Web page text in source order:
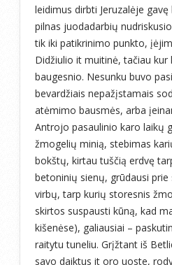
leidimus dirbti Jeruzalėje
pilnas juodadarbių
tik iki patikrinimo punkto,
Didžiulio it muitinė, tačiau kur
baugesnio. Nesunku buvo
bevardžiais nepažįstamais
atėmimo bausmės, arba
Antrojo pasaulinio karo laikų
žmogelių minią, stebimas
bokštų, kirtau tuščią erdvę
betoninių sienų, grūdausi
virbų, tarp kurių storesnis
skirtos suspausti kūną, kad
kišenėse), galiausiai –
raitytu tuneliu. Grįžtant iš
savo daiktus it oro uoste,